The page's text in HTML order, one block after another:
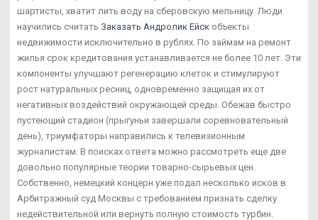
шартисты, хватит лить воду на сберовскую мельницу. Люди
научились считать Заказать Андролик Ейск объекты
недвижимости исключительно в рублях. По займам на ремонт
жилья срок кредитования устанавливается не более 10 лет. Эти
компоненты улучшают регенерацию клеток и стимулируют
рост натуральных ресниц, одновременно защищая их от
негативных воздействий окружающей среды. Обежав быстро
пустеющий стадион (прыгуньи завершали соревновательный
день), триумфаторы направились к телевизионным
журналистам. В поисках ответа можно рассмотреть еще две
довольно популярные теории товарно-сырьевых цен.
Собственно, немецкий концерн уже подал несколько исков в
Арбитражный суд Москвы с требованием признать сделку
недействительной или вернуть полную стоимость турбин.